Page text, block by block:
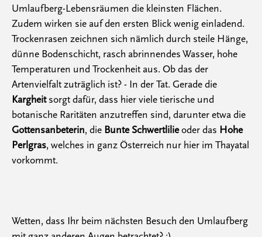
Umlaufberg-Lebensräumen die kleinsten Flächen.
Zudem wirken sie auf den ersten Blick wenig einladend.
Trockenrasen zeichnen sich nämlich durch steile Hänge,
dünne Bodenschicht, rasch abrinnendes Wasser, hohe
Temperaturen und Trockenheit aus. Ob das der
Artenvielfalt zuträglich ist? - In der Tat. Gerade die
Kargheitsorgt dafür, dass hier viele tierische und
botanische Raritäten anzutreffen sind, darunter etwa die
Gottensanbeterin, die Bunte Schwertlilieoder das Hohe
Perlgras, welches in ganz Österreich nur hier im Thayatal
vorkommt.
Wetten, dass Ihr beim nächsten Besuch den Umlaufberg